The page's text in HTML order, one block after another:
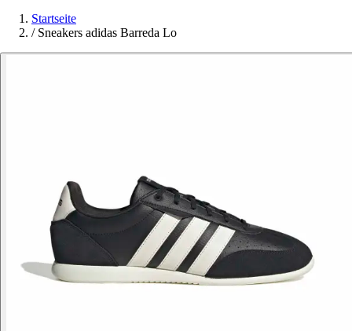
Startseite
/ Sneakers adidas Barreda Lo